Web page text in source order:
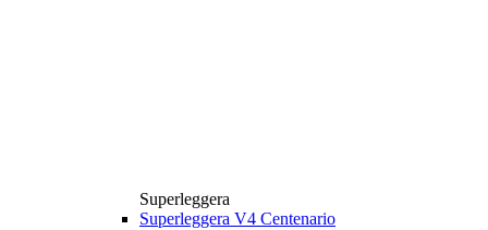
Superleggera
Superleggera V4 Centenario